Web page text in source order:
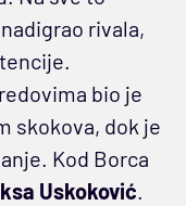
rivala,
bio je
skokova, dok je
Kod Borca
Uskoković.